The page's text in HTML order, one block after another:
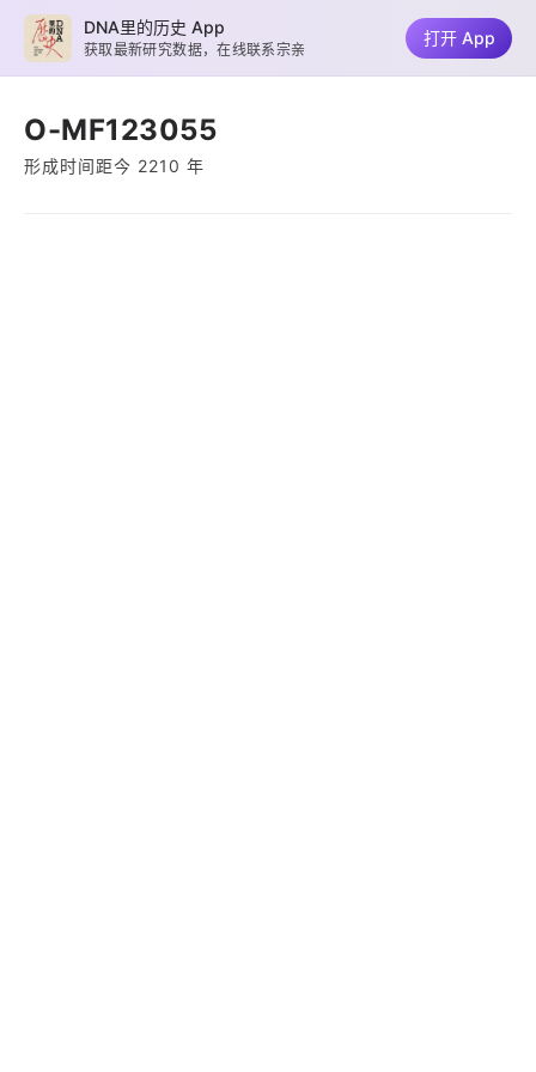
O-MF123055
形成时间距今 2210 年
DNA里的历史 App
获取最新研究数据，在线联系宗亲
打开 App